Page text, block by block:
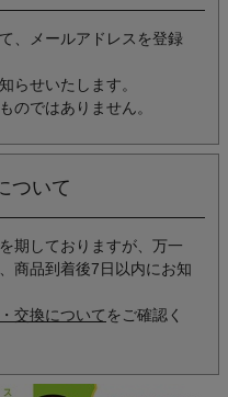
、メールアドレスを登録
らせいたします。
のではありません。
ついて
期しておりますが、万一
商品到着後7日以内にお知
交換について をご確認く